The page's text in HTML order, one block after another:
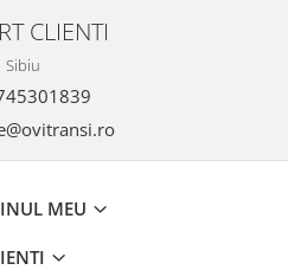
CLIENTI
Sibiu
MEU